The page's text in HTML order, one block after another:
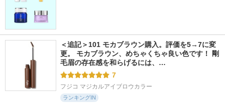
＜追記＞101 モカブラウン購入。評価を5→7に変
更。 モカブラウン、めちゃくちゃ良い色です！ 剛
毛眉の存在感を和らげるには、…
7
フジコ マジカルアイブロウカラー
ランキングIN